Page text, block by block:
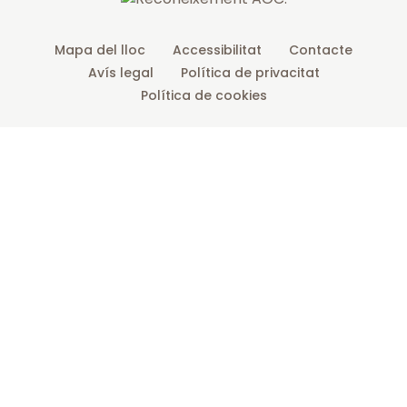
Mapa del lloc Accessibilitat
Contacte
Avís legal
Política de privacitat
Política de cookies